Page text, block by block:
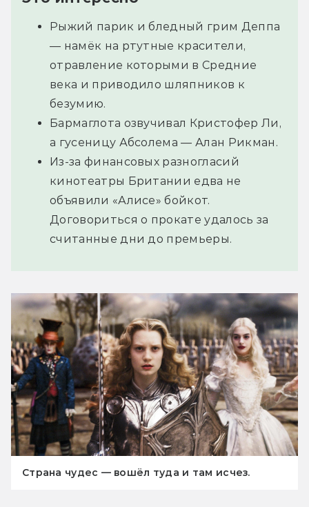
Рыжий парик и бледный грим Деппа
— намёк на ртутные красители,
отравление которыми в Cредние
века и приводило шляпников к
безумию.
Бармаглота озвучивал Кристофер Ли,
а гусеницу Абсолема — Алан Рикман.
Из-за финансовых разногласий
кинотеатры Британии едва не
объявили «Алисе» бойкот.
Договориться о прокате удалось за
считанные дни до премьеры.
Страна чудес — вошёл туда и там исчез.